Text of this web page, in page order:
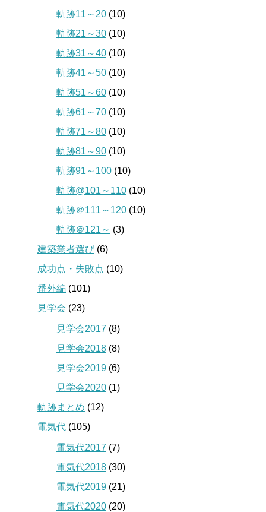
軌跡11～20 (10)
軌跡21～30 (10)
軌跡31～40 (10)
軌跡41～50 (10)
軌跡51～60 (10)
軌跡61～70 (10)
軌跡71～80 (10)
軌跡81～90 (10)
軌跡91～100 (10)
軌跡@101～110 (10)
軌跡＠111～120 (10)
軌跡＠121～ (3)
建築業者選び(6)
成功点・失敗点 (10)
番外編 (101)
見学会 (23)
見学会2017 (8)
見学会2018 (8)
見学会2019 (6)
見学会2020 (1)
軌跡まとめ (12)
電気代 (105)
電気代2017 (7)
電気代2018 (30)
電気代2019 (21)
電気代2020 (20)